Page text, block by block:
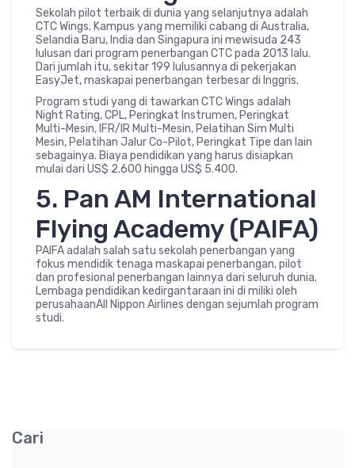
Sekolah pilot terbaik di dunia yang selanjutnya adalah
CTC Wings. Kampus yang memiliki cabang di Australia,
Selandia Baru, India dan Singapura ini mewisuda 243
lulusan dari program penerbangan CTC pada 2013 lalu.
Dari jumlah itu, sekitar 199 lulusannya di pekerjakan
EasyJet, maskapai penerbangan terbesar di Inggris.
Program studi yang di tawarkan CTC Wings adalah
Night Rating, CPL, Peringkat Instrumen, Peringkat
Multi-Mesin, IFR/IR Multi-Mesin, Pelatihan Sim Multi
Mesin, Pelatihan Jalur Co-Pilot, Peringkat Tipe dan lain
sebagainya. Biaya pendidikan yang harus disiapkan
mulai dari US$ 2.600 hingga US$ 5.400.
5. Pan AM International
Flying Academy (PAIFA)
PAIFA adalah salah satu sekolah penerbangan yang
fokus mendidik tenaga maskapai penerbangan, pilot
dan profesional penerbangan lainnya dari seluruh dunia.
Lembaga pendidikan kedirgantaraan ini di miliki oleh
perusahaanAll Nippon Airlines dengan sejumlah program
studi.
Cari